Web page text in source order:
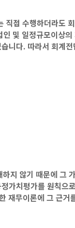
접 수행하더라도
및 일정규모이상
니다. 따라서 회계
지 않기 때문에 그
가치평가를 원칙으
재무이론에 그 근거